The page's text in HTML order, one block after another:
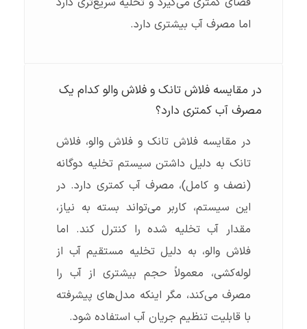
اما مصرف آب بیشتری دارد.
در مقایسه فلاش تانک و فلاش والو کدام یک
مصرف آب کمتری دارد؟
در مقایسه فلاش تانک و فلاش والو، فلاش
تانک به دلیل داشتن سیستم تخلیه دوگانه
(نصف و کامل)، مصرف آب کمتری دارد. در
این سیستم، کاربر می‌تواند بسته به نیاز،
مقدار آب تخلیه شده را کنترل کند. اما
فلاش والو، به دلیل تخلیه مستقیم آب از
لوله‌کشی، معمولاً حجم بیشتری از آب را
مصرف می‌کند، مگر اینکه مدل‌های پیشرفته
با قابلیت تنظیم جریان آب استفاده شود.